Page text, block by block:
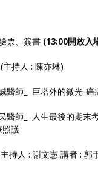
票、簽書 (13:00開放入
持人 : 陳亦琳)
醫師_ 巨塔外的微光-癌
醫師_ 人生最後的期末
護
持人 : 謝文憲 講者 : 郭